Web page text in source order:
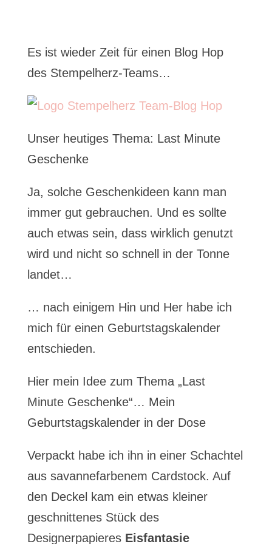
Es ist wieder Zeit für einen Blog Hop
des Stempelherz-Teams…
Unser heutiges Thema: Last Minute
Geschenke
Ja, solche Geschenkideen kann man
immer gut gebrauchen. Und es sollte
auch etwas sein, dass wirklich genutzt
wird und nicht so schnell in der Tonne
landet…
… nach einigem Hin und Her habe ich
mich für einen Geburtstagskalender
entschieden.
Hier mein Idee zum Thema „Last
Minute Geschenke“… Mein
Geburtstagskalender in der Dose
Verpackt habe ich ihn in einer Schachtel
aus savannefarbenem Cardstock. Auf
den Deckel kam ein etwas kleiner
geschnittenes Stück des
Designerpapieres Eisfantasie